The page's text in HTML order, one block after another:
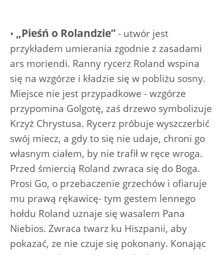
• „Pieśń o Rolandzie”- utwór jest
przykładem umierania zgodnie z zasadami
ars moriendi. Ranny rycerz Roland wspina
się na wzgórze i kładzie się w pobliżu sosny.
Miejsce nie jest przypadkowe - wzgórze
przypomina Golgotę, zaś drzewo symbolizuje
Krzyż Chrystusa. Rycerz próbuje wyszczerbić
swój miecz, a gdy to się nie udaje, chroni go
własnym ciałem, by nie trafił w ręce wroga.
Przed śmiercią Roland zwraca się do Boga.
Prosi Go, o przebaczenie grzechów i ofiaruje
mu prawą rękawicę- tym gestem lennego
hołdu Roland uznaje się wasalem Pana
Niebios. Zwraca twarz ku Hiszpanii, aby
pokazać, ze nie czuje się pokonany. Konając